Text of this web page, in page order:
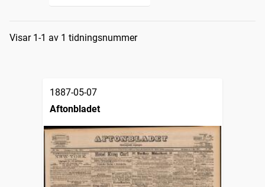
Sökresultat
Visar 1-1 av 1 tidningsnummer
1887-05-07
Aftonbladet